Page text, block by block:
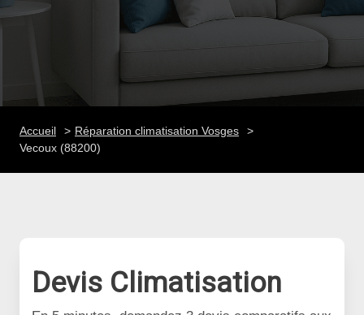
Accueil
Réparation climatisation Vosges
Vecoux (88200)
Devis Climatisation